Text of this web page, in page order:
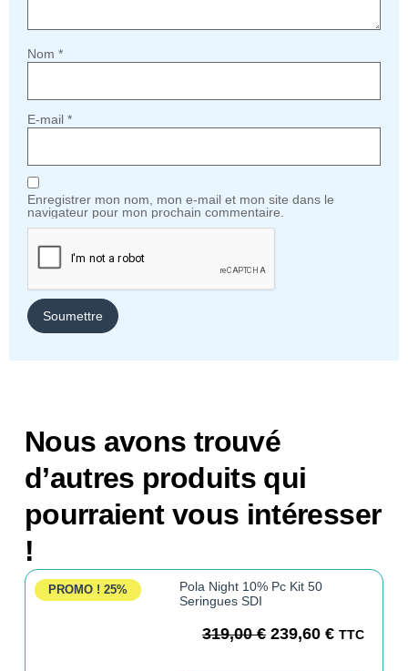
Nom *
E-mail *
Enregistrer mon nom, mon e-mail et mon site dans le
navigateur pour mon prochain commentaire.
Nous avons trouvé
d’autres produits qui
pourraient vous intéresser
!
PROMO ! 25%
Pola Night 10% Pc Kit 50
Seringues SDI
319,00€ 239,60€ TTC